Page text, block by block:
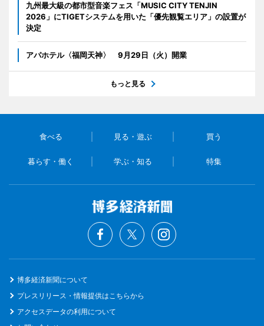
九州最大級の都市型音楽フェス「MUSIC CITY TENJIN
2026」にTIGETシステムを用いた「優先観覧エリア」の設置が
決定
アパホテル〈福岡天神〉 9月29日（火）開業
もっと見る
食べる 見る・遊ぶ 買う
暮らす・働く 学ぶ・知る 特集
博多経済新聞について
プレスリリース・情報提供はこちらから
アクセスデータの利用について